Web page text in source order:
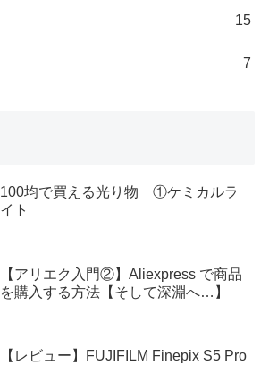
15
7
100均で買える光り物 ①ケミカルラ
イト
【アリエク入門②】Aliexpress で商品
を購入する方法【そして深淵へ…】
【レビュー】FUJIFILM Finepix S5 Pro